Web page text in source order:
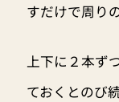
すだけで周り
上下に２本ず
ておくとのび